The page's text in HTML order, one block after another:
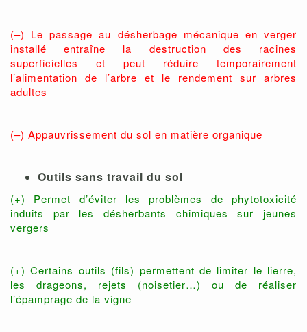
(–) Le passage au désherbage mécanique en verger
installé entraîne la destruction des racines
superficielles et peut réduire temporairement
l’alimentation de l’arbre et le rendement sur arbres
adultes
(–) Appauvrissement du sol en matière organique
Outils sans travail du sol
(+) Permet d’éviter les problèmes de phytotoxicité
induits par les désherbants chimiques sur jeunes
vergers
(+) Certains outils (fils) permettent de limiter le lierre,
les drageons, rejets (noisetier…) ou de réaliser
l’épamprage de la vigne